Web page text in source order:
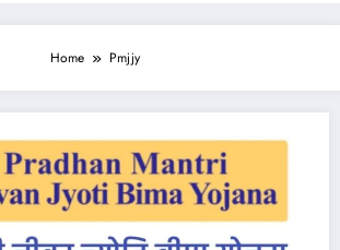
Home Pmjjy